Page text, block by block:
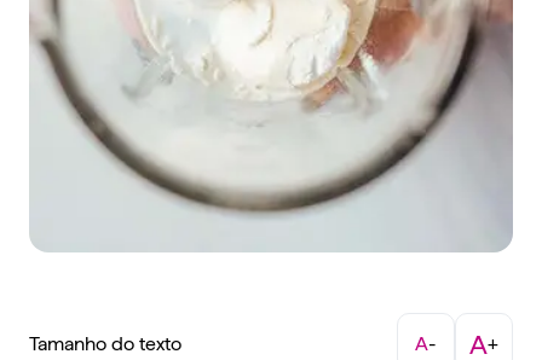
Tamanho do texto A- A+